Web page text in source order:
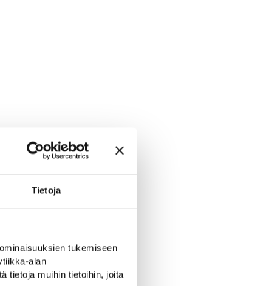
Tietoja
tukemiseen
alan
tietoja muihin tietoihin, joita